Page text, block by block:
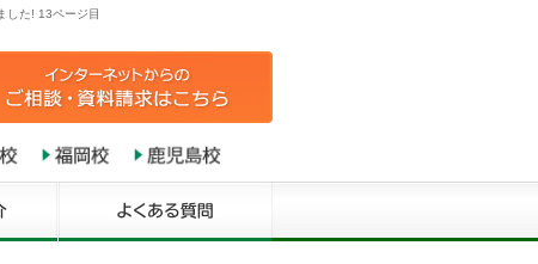
した! 13ページ目